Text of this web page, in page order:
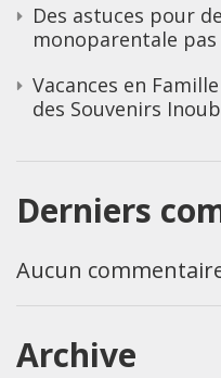
Des astuces pour
monoparentale
Vacances en
des Souvenirs
Derniers
Aucun
Archive